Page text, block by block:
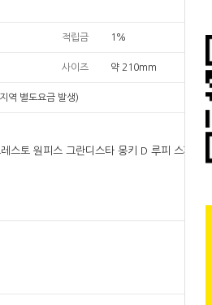
적립금 1%
사이즈 약 210mm
역 별도요금 발생)
토 원피스 그란디스타 몽키 D 루피 스페셜 에